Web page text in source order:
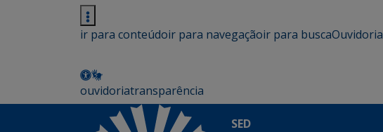
ir para conteúdoir para navegaçãoir para buscaOuvidoria
ouvidoriatransparência
SED